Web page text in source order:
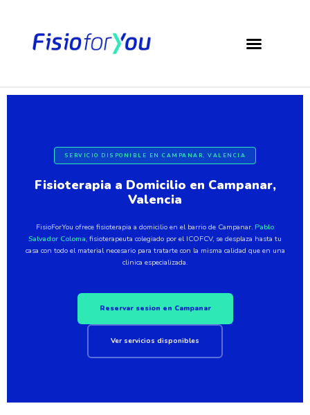
SERVICIO DISPONIBLE EN CAMPANAR, VALENCIA
Fisioterapia a Domicilio en Campanar,
Valencia
FisioForYou ofrece fisioterapia a domicilio en el barrio de Campanar. Pablo
Salvador Coloma, fisioterapeuta colegiado por el ICOFCV, se desplaza hasta tu
casa con todo el material necesario para tratarte con la misma calidad que en una
clinica especializada.
Reservar sesion en Campanar
Ver servicios disponibles